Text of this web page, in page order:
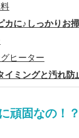
カに♪しっかりお
ヒーター
イミングと汚れ防
頑固なの！